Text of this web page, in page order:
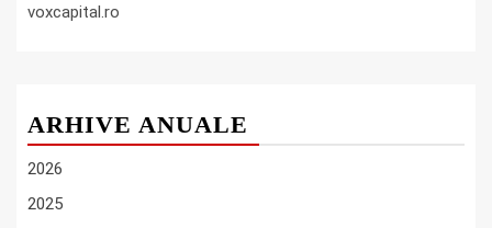
voxcapital.ro
ARHIVE ANUALE
2026
2025